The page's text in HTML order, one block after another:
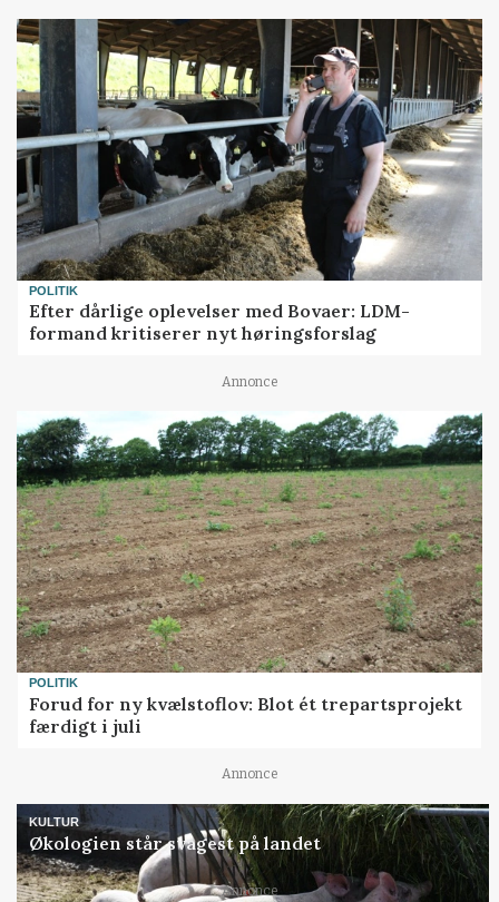
POLITIK
Efter dårlige oplevelser med Bovaer: LDM-
formand kritiserer nyt høringsforslag
Annonce
POLITIK
Forud for ny kvælstoflov: Blot ét trepartsprojekt
færdigt i juli
Annonce
KULTUR
Økologien står svagest på landet
Annonce